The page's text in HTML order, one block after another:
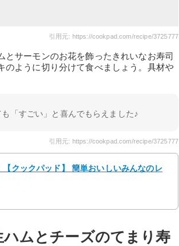
引用元: https://cookpad.com/recipe/3725777
サーモンのお花を飾ったきれいなお寿司
のように切り分けて食べましょう。具材や
「すごい」と喜んでもらえました♪
引用元: https://cookpad.com/recipe/3725777
クックパッド】 簡単おいしいみんなのレ
ハムとチーズのてまり寿